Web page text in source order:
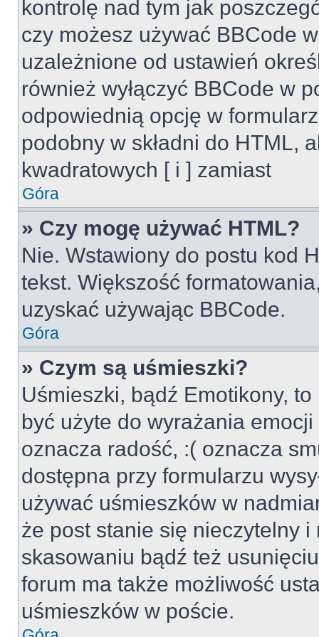
kontrolę nad tym jak
czy możesz używać BBCode
uzależnione od ustawień
również wyłączyć BBCode w
odpowiednią opcję w
podobny w składni do HTML,
kwadratowych [ i ] zamiast
Góra
» Czy mogę używać HTML?
Nie. Wstawiony do postu kod
tekst. Większość
uzyskać używając BBCode.
Góra
» Czym są uśmieszki?
Uśmieszki, bądź Emotikony,
być użyte do wyrażania
oznacza radość, :( oznacza
dostępna przy formularzu
używać uśmieszków w
że post stanie się nieczytelny
skasowaniu bądź też
forum ma także możliwość
uśmieszków w poście.